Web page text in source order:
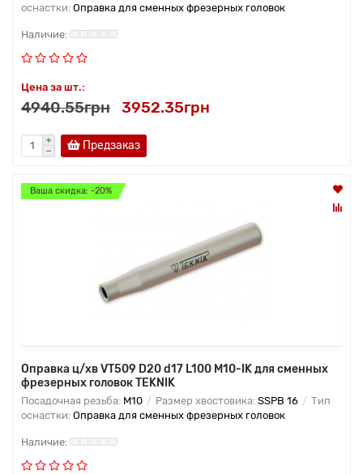
оснастки: Оправка для сменных фрезерных головок
Цена за шт.:
4940.55грн 3952.35грн
Предзаказ
Ваша скидка: -20%
Оправка ц/хв VT509 D20 d17 L100 M10-IK для сменных
фрезерных головок TEKNIK
Посадочная резьба: M10 Размер хвостовика: SSPB 16
Тип
оснастки: Оправка для сменных фрезерных головок